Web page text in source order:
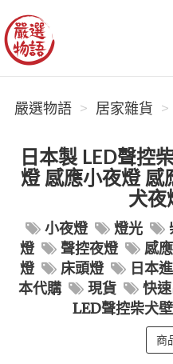
嚴選物語
嚴選物語 居家雜貨
日本製 LED聲控
燈 感應小夜燈 感
犬夜
小夜燈 燈光
燈
聲控夜燈 感
燈
床頭燈 日本
本代購
現貨 快
LED聲控柴犬
商